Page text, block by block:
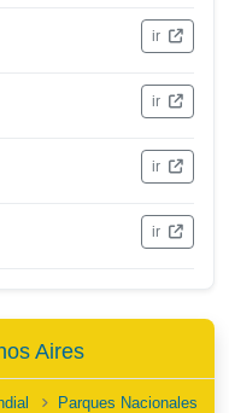
ir
ir
ir
ir
Aires
Parques Nacionales